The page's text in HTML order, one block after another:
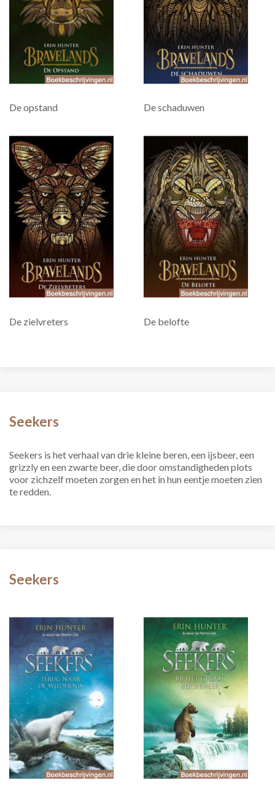
De opstand De schaduwen
De zielvreters De belofte
Seekers
Seekers is het verhaal van drie kleine beren, een ijsbeer, een
grizzly en een zwarte beer, die door omstandigheden plots
voor zichzelf moeten zorgen en het in hun eentje moeten zien
te redden.
Seekers